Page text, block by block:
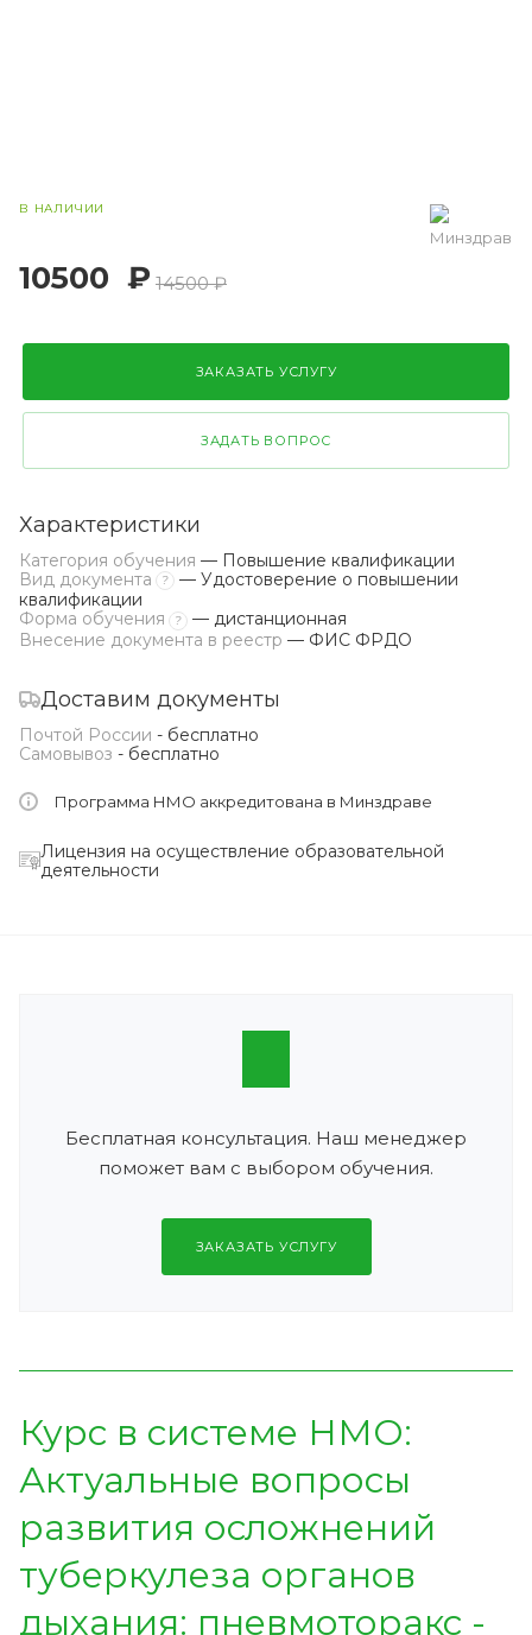
В НАЛИЧИИ
10500 ₽ 14500 ₽
ЗАКАЗАТЬ УСЛУГУ
ЗАДАТЬ ВОПРОС
Характеристики
Категория обучения — Повышение квалификации
Вид документа
?
— Удостоверение о повышении
квалификации
Форма обучения
?
— дистанционная
Внесение документа в реестр — ФИС ФРДО
Доставим документы
Почтой России - бесплатно
Самовывоз - бесплатно
Программа НМО аккредитована в Минздраве
Лицензия на осуществление образовательной
деятельности
Бесплатная консультация. Наш менеджер
поможет вам с выбором обучения.
ЗАКАЗАТЬ УСЛУГУ
Курс в системе НМО:
Актуальные вопросы
развития осложнений
туберкулеза органов
дыхания: пневмоторакс -